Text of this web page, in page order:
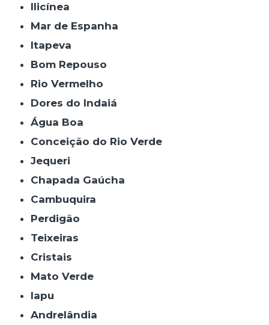
Ilicínea
Mar de Espanha
Itapeva
Bom Repouso
Rio Vermelho
Dores do Indaiá
Água Boa
Conceição do Rio Verde
Jequeri
Chapada Gaúcha
Cambuquira
Perdigão
Teixeiras
Cristais
Mato Verde
Iapu
Andrelândia